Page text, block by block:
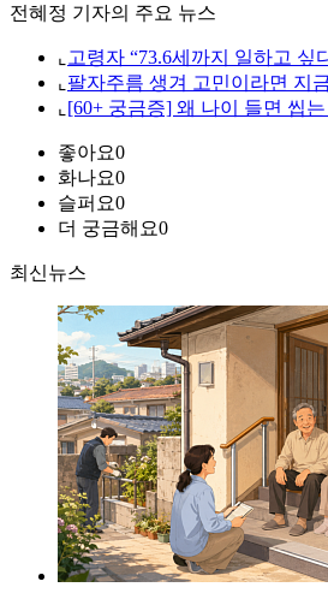
전혜정 기자의 주요 뉴스
⌞ 고령자 “73.6세까지 일하고 싶
⌞ 팔자주름 생겨 고민이라면 지
⌞ [60+ 궁금증] 왜 나이 들면 씹
좋아요0
화나요0
슬퍼요0
더 궁금해요0
최신뉴스